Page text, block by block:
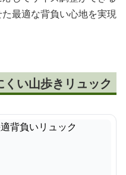
最適な背負い心地を実現
い山歩きリュック